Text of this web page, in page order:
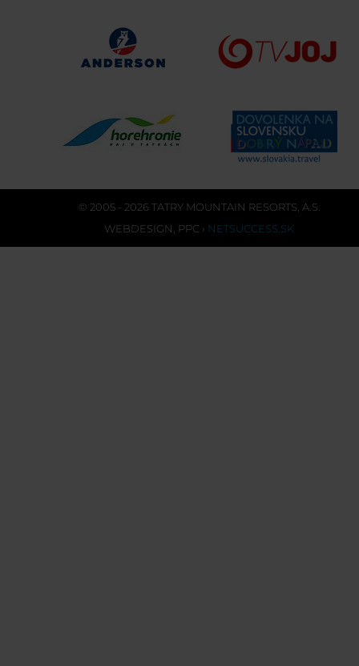
© 2005 - 2026 TATRY MOUNTAIN RESORTS, A.S.
WEBDESIGN, PPC › NETSUCCESS.SK